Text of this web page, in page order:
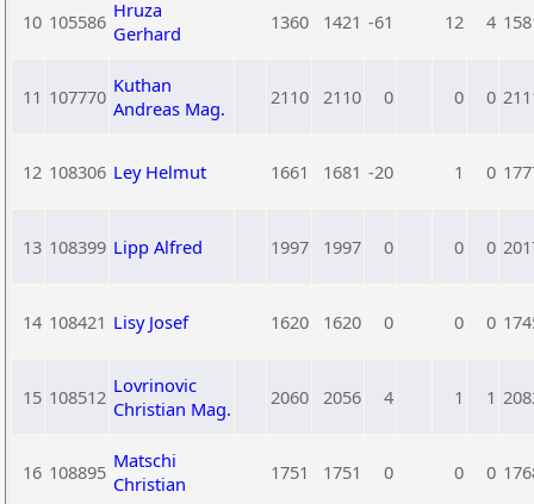
10 105586 Hruza
Gerhard
1360 1421 -61 12 4
11 107770 Kuthan
Andreas Mag.
2110 2110 0 0 0
12 108306 Ley Helmut 1661 1681 -20 1 0
13 108399 Lipp Alfred 1997 1997 0 0 0
14 108421 Lisy Josef 1620 1620 0 0 0
15 108512 Lovrinovic
Christian Mag.
2060 2056 4 1 1
16 108895 Matschi
Christian
1751 1751 0 0 0